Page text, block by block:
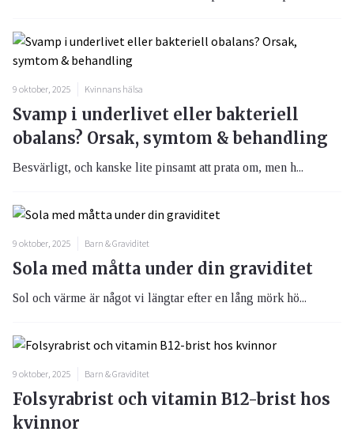
9 oktober, 2025 Kvinnans hälsa
Svamp i underlivet eller bakteriell
obalans? Orsak, symtom & behandling
Besvärligt, och kanske lite pinsamt att prata om, men h...
9 oktober, 2025 Barn & Graviditet
Sola med måtta under din graviditet
Sol och värme är något vi längtar efter en lång mörk hö...
9 oktober, 2025 Barn & Graviditet
Folsyrabrist och vitamin B12-brist hos
kvinnor